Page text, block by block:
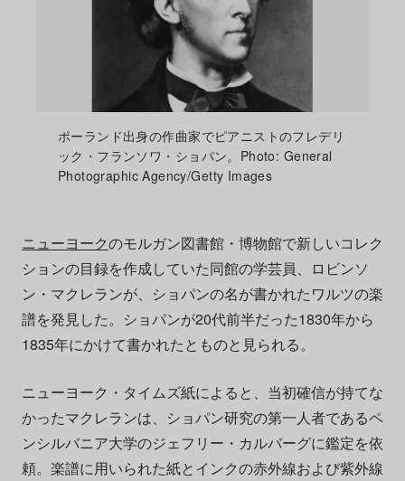
ポーランド出身の作曲家でピアニストのフレデリ
ック・フランソワ・ショパン。Photo: General
Photographic Agency/Getty Images
ニューヨークのモルガン図書館・博物館で新しいコレク
ションの目録を作成していた同館の学芸員、ロビンソ
ン・マクレランが、ショパンの名が書かれたワルツの楽
譜を発見した。ショパンが20代前半だった1830年から
1835年にかけて書かれたとものと見られる。
ニューヨーク・タイムズ紙によると、当初確信が持てな
かったマクレランは、ショパン研究の第一人者であるペ
ンシルバニア大学のジェフリー・カルバーグに鑑定を依
頼。楽譜に用いられた紙とインクの赤外線および紫外線